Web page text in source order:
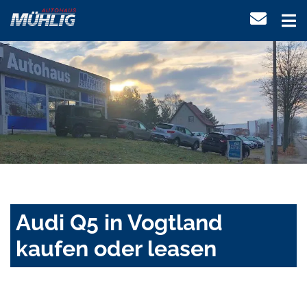
Audi Q5 in Vogtland
kaufen oder leasen